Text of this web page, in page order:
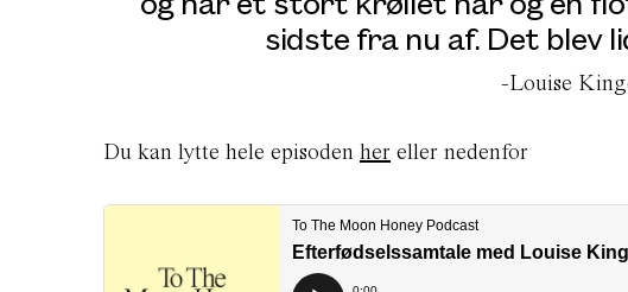
sidste fra nu af. Det blev
-Louise
Du kan lytte hele episoden her eller nedenfor